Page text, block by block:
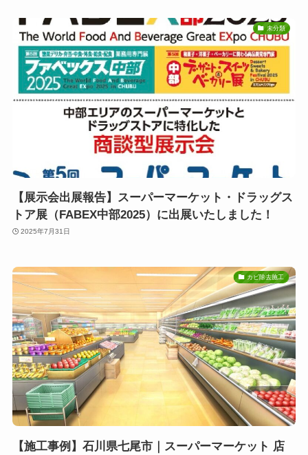
未分類
【展示会出展報告】スーパーマーケット・ドラッグス
トア展（FABEX中部2025）に出展いたしました！
2025年7月31日
カビ除去施工
【施工事例】石川県七尾市｜スーパーマーケット 店